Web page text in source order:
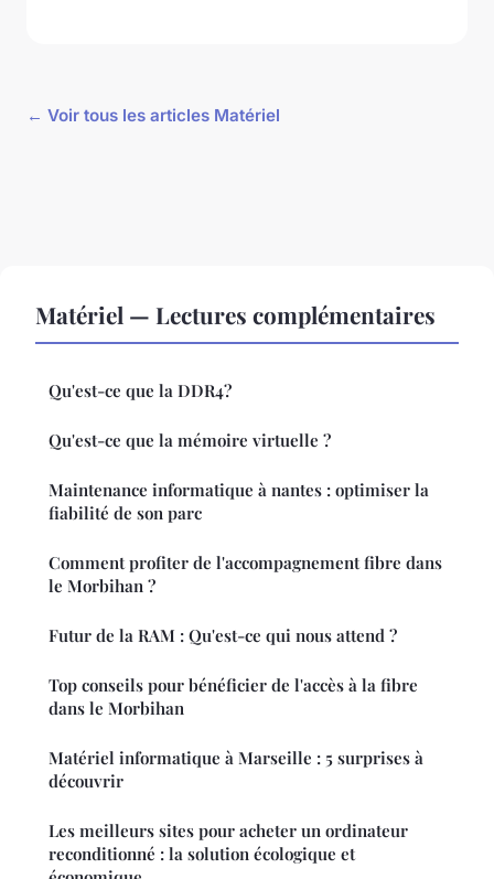
← Voir tous les articles Matériel
Matériel — Lectures complémentaires
Qu'est-ce que la DDR4?
Qu'est-ce que la mémoire virtuelle ?
Maintenance informatique à nantes : optimiser la
fiabilité de son parc
Comment profiter de l'accompagnement fibre dans
le Morbihan ?
Futur de la RAM : Qu'est-ce qui nous attend ?
Top conseils pour bénéficier de l'accès à la fibre
dans le Morbihan
Matériel informatique à Marseille : 5 surprises à
découvrir
Les meilleurs sites pour acheter un ordinateur
reconditionné : la solution écologique et